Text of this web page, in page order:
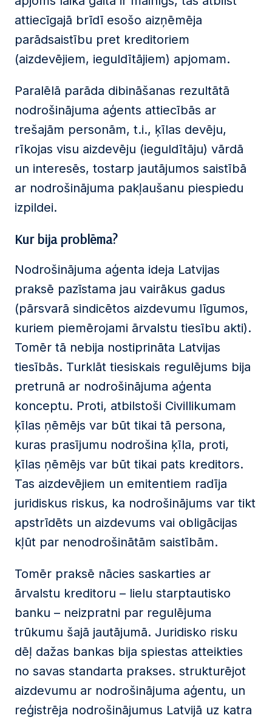
attiecīgajā brīdī esošo aizņēmēja
parādsaistību pret kreditoriem
(aizdevējiem, ieguldītājiem) apjomam.
Paralēlā parāda dibināšanas rezultātā
nodrošinājuma aģents attiecībās ar
trešajām personām, t.i., ķīlas devēju,
rīkojas visu aizdevēju (ieguldītāju) vārdā
un interesēs, tostarp jautājumos saistībā
ar nodrošinājuma pakļaušanu piespiedu
izpildei.
Kur bija problēma?
Nodrošinājuma aģenta ideja Latvijas
praksē pazīstama jau vairākus gadus
(pārsvarā sindicētos aizdevumu līgumos,
kuriem piemērojami ārvalstu tiesību akti).
Tomēr tā nebija nostiprināta Latvijas
tiesībās. Turklāt tiesiskais regulējums bija
pretrunā ar nodrošinājuma aģenta
konceptu. Proti, atbilstoši Civillikumam
ķīlas ņēmējs var būt tikai tā persona,
kuras prasījumu nodrošina ķīla, proti,
ķīlas ņēmējs var būt tikai pats kreditors.
Tas aizdevējiem un emitentiem radīja
juridiskus riskus, ka nodrošinājums var tikt
apstrīdēts un aizdevums vai obligācijas
kļūt par nenodrošinātām saistībām.
Tomēr praksē nācies saskarties ar
ārvalstu kreditoru – lielu starptautisko
banku – neizpratni par regulējuma
trūkumu šajā jautājumā. Juridisko risku
dēļ dažas bankas bija spiestas atteikties
no savas standarta prakses. strukturējot
aizdevumu ar nodrošinājuma aģentu, un
reģistrēja nodrošinājumus Latvijā uz katra